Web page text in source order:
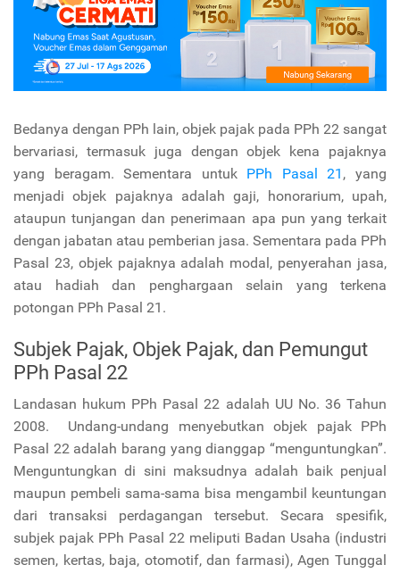
Bedanya dengan PPh lain, objek pajak pada PPh 22 sangat
bervariasi, termasuk juga dengan objek kena pajaknya
yang beragam. Sementara untuk PPh Pasal 21 , yang
menjadi objek pajaknya adalah gaji, honorarium, upah,
ataupun tunjangan dan penerimaan apa pun yang terkait
dengan jabatan atau pemberian jasa. Sementara pada PPh
Pasal 23, objek pajaknya adalah modal, penyerahan jasa,
atau hadiah dan penghargaan selain yang terkena
potongan PPh Pasal 21.
Subjek Pajak, Objek Pajak, dan Pemungut
PPh Pasal 22
Landasan hukum PPh Pasal 22 adalah UU No. 36 Tahun
2008. Undang-undang menyebutkan objek pajak PPh
Pasal 22 adalah barang yang dianggap “menguntungkan”.
Menguntungkan di sini maksudnya adalah baik penjual
maupun pembeli sama-sama bisa mengambil keuntungan
dari transaksi perdagangan tersebut. Secara spesifik,
subjek pajak PPh Pasal 22 meliputi Badan Usaha (industri
semen, kertas, baja, otomotif, dan farmasi), Agen Tunggal